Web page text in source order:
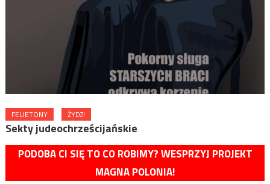
FELIETONY ŻYDZI
Sekty judeochrześcijańskie
PODOBA CI SIĘ TO CO ROBIMY? WESPRZYJ PROJEKT
MAGNA POLONIA!